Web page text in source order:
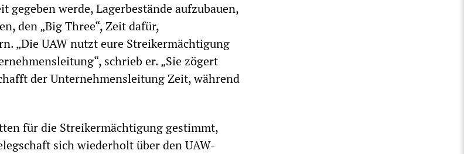
gegeben werde, Lagerbestände aufzubauen,
den „Big Three“, Zeit dafür,
„Die UAW nutzt eure Streikermächtigung
schrieb er. „Sie zögert
der Unternehmensleitung Zeit, während
für die Streikermächtigung gestimmt,
sich wiederholt über den UAW-